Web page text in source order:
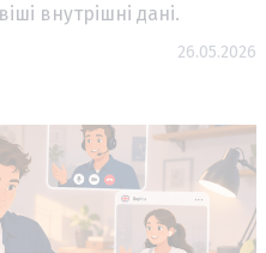
внутрішні дані.
26.05.2026